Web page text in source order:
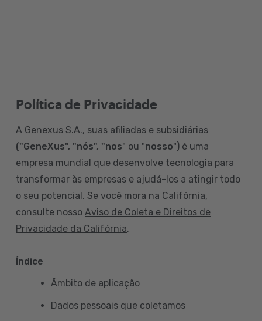
Política de Privacidade
A Genexus S.A., suas afiliadas e subsidiárias
("GeneXus", "nós", "nos" ou "nosso") é uma
empresa mundial que desenvolve tecnologia para
transformar às empresas e ajudá-los a atingir todo
o seu potencial. Se você mora na Califórnia,
consulte nosso Aviso de Coleta e Direitos de
Privacidade da Califórnia.
Índice
Âmbito de aplicação
Dados pessoais que coletamos